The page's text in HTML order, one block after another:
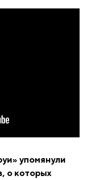
упомянули
о которых